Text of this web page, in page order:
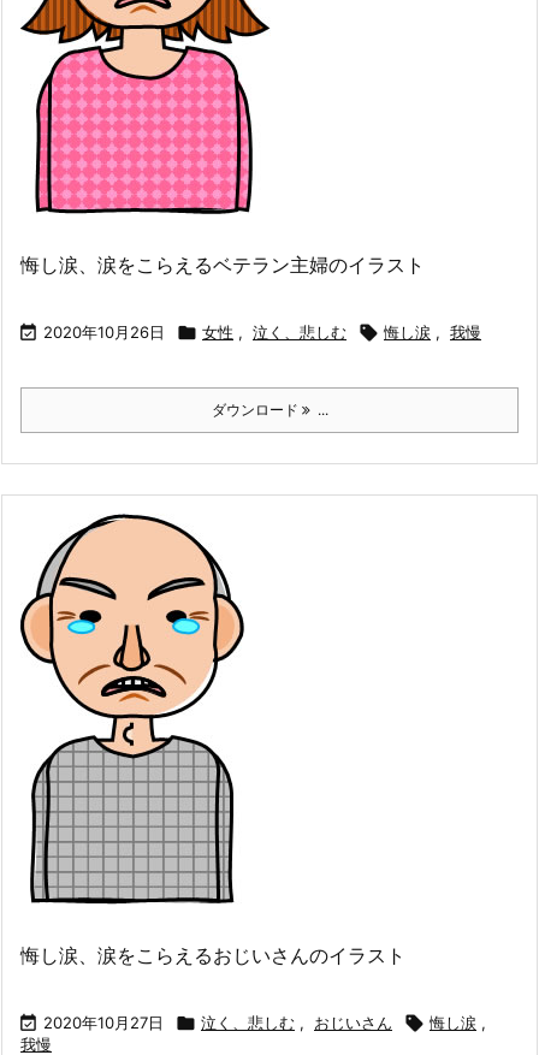
悔し涙、涙をこらえるベテラン主婦のイラスト
 2020年10月26日  女性 , 泣く、悲しむ  悔し涙 , 我慢
ダウンロード ...
悔し涙、涙をこらえるおじいさんのイラスト
 2020年10月27日  泣く、悲しむ , おじいさん  悔し涙 ,
我慢